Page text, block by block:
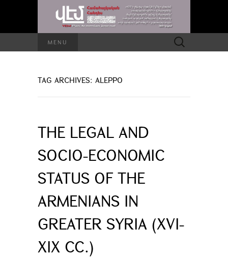
MENU
Search
for:
TAG ARCHIVES: ALEPPO
THE LEGAL AND
SOCIO-ECONOMIC
STATUS OF THE
ARMENIANS IN
GREATER SYRIA (XVI-
XIX CC.)